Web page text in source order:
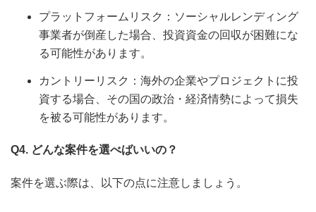
プラットフォームリスク：ソーシャルレンディング
事業者が倒産した場合、投資資金の回収が困難にな
る可能性があります。
カントリーリスク：海外の企業やプロジェクトに投
資する場合、その国の政治・経済情勢によって損失
を被る可能性があります。
Q4. どんな案件を選べばいいの？
案件を選ぶ際は、以下の点に注意しましょう。